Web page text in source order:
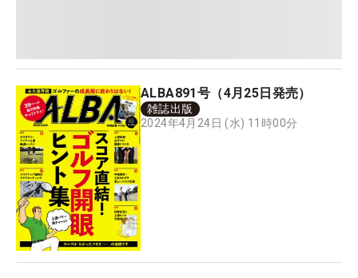
ALBA891号（4月25日発売）
雑誌出版
2024年4月24日 (水) 11時00分